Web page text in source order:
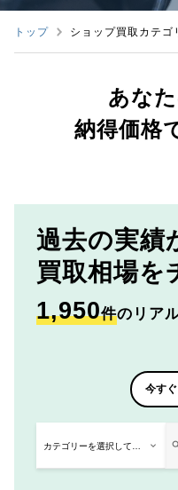
トップ ショップ買取カテゴ
あなた
納得価格
過去の実績
買取相場を
1,950件のリア
今す